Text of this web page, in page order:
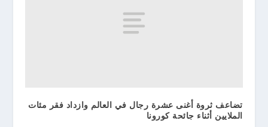
تضاعف ثروة أغنى عشرة رجال في العالم وازداد فقر مئات
الملايين أثناء جائحة كورونا